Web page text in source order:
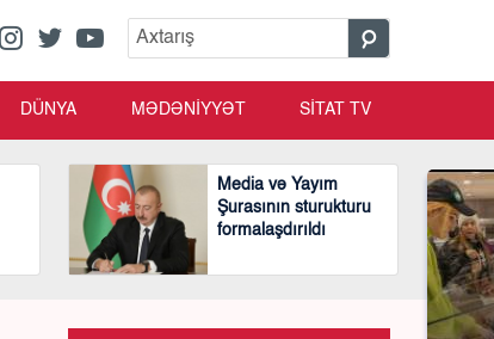
DÜNYA MƏDƏNİYYƏT SİTAT TV
Media və Yayım
Şurasının sturukturu
formalaşdırıldı